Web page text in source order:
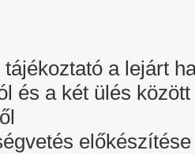
a lejárt
és a két ülés
előkészítése